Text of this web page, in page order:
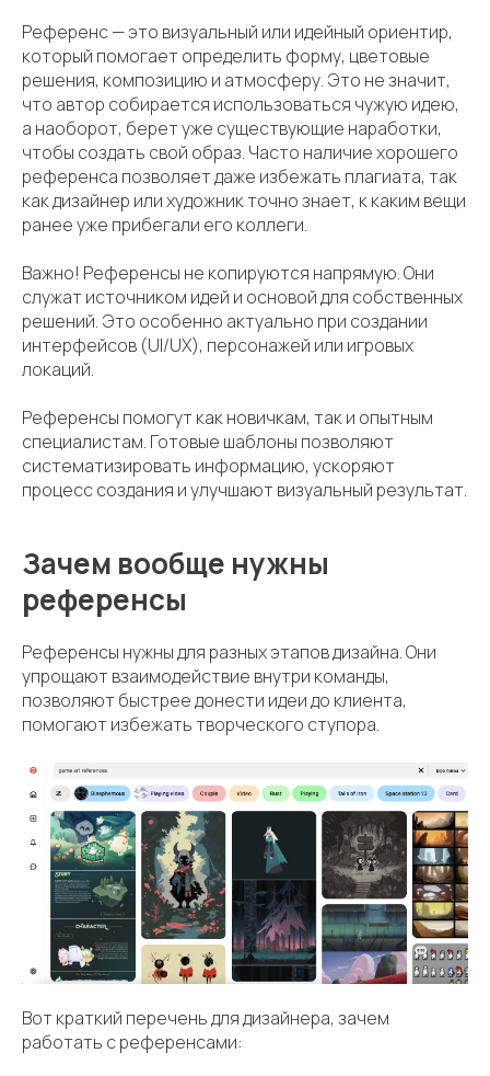
Референс — это визуальный или идейный ориентир,
который помогает определить форму, цветовые
решения, композицию и атмосферу. Это не значит,
что автор собирается использоваться чужую идею,
а наоборот, берет уже существующие наработки,
чтобы создать свой образ. Часто наличие хорошего
референса позволяет даже избежать плагиата, так
как дизайнер или художник точно знает, к каким вещи
ранее уже прибегали его коллеги.
Важно! Референсы не копируются напрямую. Они
служат источником идей и основой для собственных
решений. Это особенно актуально при создании
интерфейсов (UI/UX), персонажей или игровых
локаций.
Референсы помогут как новичкам, так и опытным
специалистам. Готовые шаблоны позволяют
систематизировать информацию, ускоряют
процесс создания и улучшают визуальный результат.
Зачем вообще нужны
референсы
Референсы нужны для разных этапов дизайна. Они
упрощают взаимодействие внутри команды,
позволяют быстрее донести идеи до клиента,
помогают избежать творческого ступора.
Вот краткий перечень для дизайнера, зачем
работать с референсами: